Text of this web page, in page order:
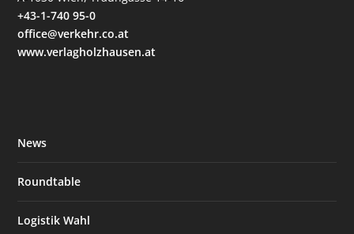
+43-1-740 95-0
office@verkehr.co.at
www.verlagholzhausen.at
News
Roundtable
Logistik Wahl